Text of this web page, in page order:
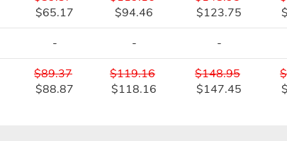
$65.17
$94.46
$123.75
- - -
$89.37
$88.87
$119.16
$118.16
$148.95
$147.45